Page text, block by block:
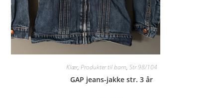
Klær, Produkter til barn, Str 98/104
GAP jeans-jakke str. 3 år